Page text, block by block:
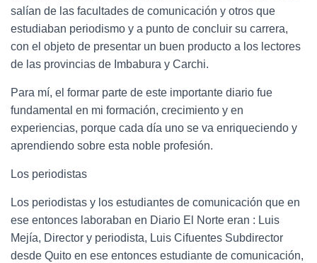
salían de las facultades de comunicación y otros que
estudiaban periodismo y a punto de concluir su carrera,
con el objeto de presentar un buen producto a los lectores
de las provincias de Imbabura y Carchi.
Para mí, el formar parte de este importante diario fue
fundamental en mi formación, crecimiento y en
experiencias, porque cada día uno se va enriqueciendo y
aprendiendo sobre esta noble profesión.
Los periodistas
Los periodistas y los estudiantes de comunicación que en
ese entonces laboraban en Diario El Norte eran : Luis
Mejía, Director y periodista, Luis Cifuentes Subdirector
desde Quito en ese entonces estudiante de comunicación,